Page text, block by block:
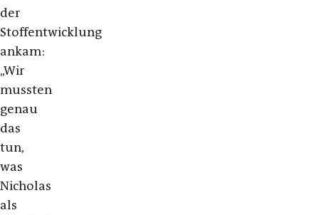
der
Stoffentwicklung
ankam:
„Wir
mussten
genau
das
tun,
was
Nicholas
als